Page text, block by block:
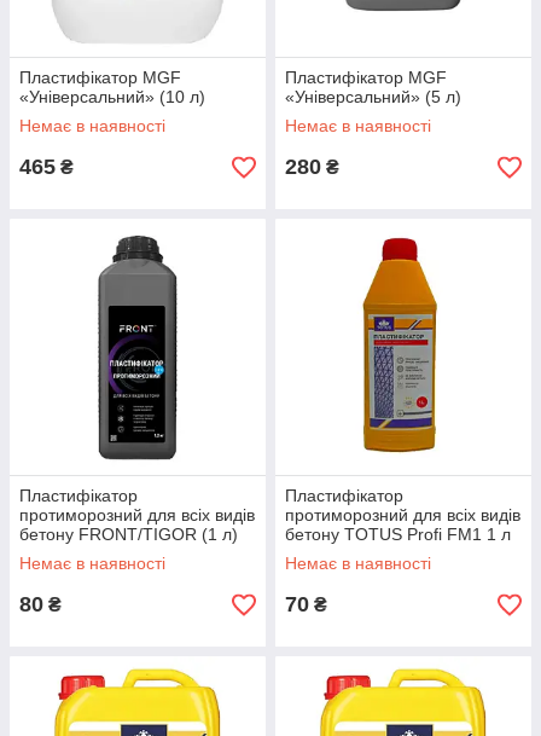
Пластифікатор MGF
«Універсальний» (10 л)
Немає в наявності
465 ₴
Пластифікатор MGF
«Універсальний» (5 л)
Немає в наявності
280 ₴
Пластифікатор
протиморозний для всіх видів
бетону FRONT/TIGOR (1 л)
Немає в наявності
80 ₴
Пластифікатор
протиморозний для всіх видів
бетону TOTUS Profi FM1 1 л
Немає в наявності
70 ₴